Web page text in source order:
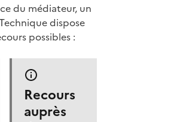
du médiateur, un
dispose
possibles :
Recours
auprès